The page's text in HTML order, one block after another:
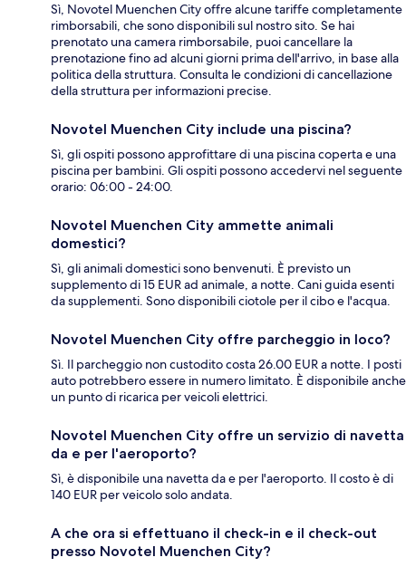
Sì, Novotel Muenchen City offre alcune tariffe completamente
rimborsabili, che sono disponibili sul nostro sito. Se hai
prenotato una camera rimborsabile, puoi cancellare la
prenotazione fino ad alcuni giorni prima dell'arrivo, in base alla
politica della struttura. Consulta le condizioni di cancellazione
della struttura per informazioni precise.
Novotel Muenchen City include una piscina?
Sì, gli ospiti possono approfittare di una piscina coperta e una
piscina per bambini. Gli ospiti possono accedervi nel seguente
orario: 06:00 - 24:00.
Novotel Muenchen City ammette animali
domestici?
Sì, gli animali domestici sono benvenuti. È previsto un
supplemento di 15 EUR ad animale, a notte. Cani guida esenti
da supplementi. Sono disponibili ciotole per il cibo e l'acqua.
Novotel Muenchen City offre parcheggio in loco?
Sì. Il parcheggio non custodito costa 26.00 EUR a notte. I posti
auto potrebbero essere in numero limitato. È disponibile anche
un punto di ricarica per veicoli elettrici.
Novotel Muenchen City offre un servizio di navetta
da e per l'aeroporto?
Sì, è disponibile una navetta da e per l'aeroporto. Il costo è di
140 EUR per veicolo solo andata.
A che ora si effettuano il check-in e il check-out
presso Novotel Muenchen City?